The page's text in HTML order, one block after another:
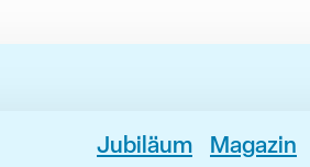
Jubiläum Magazin